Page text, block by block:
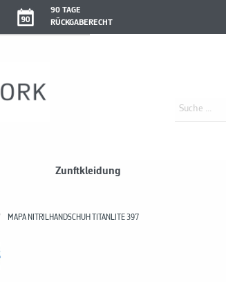
90 TAGE
RÜCKGABERECHT
Zunftkleidung
MAPA NITRILHANDSCHUH TITANLITE 397